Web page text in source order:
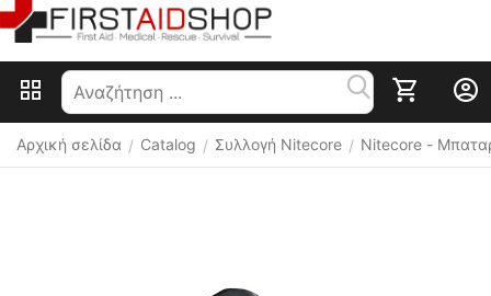
Αρχική σελίδα / Catalog / Συλλογή Nitecore / Nitecore -